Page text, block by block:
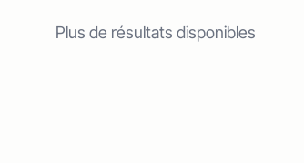
Plus de résultats disponibles